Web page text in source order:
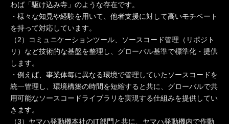
わば「駆け込み寺」のような存在です。
・様々な知見や経験を用いて、他者支援に対して高いモチベート
を持って対応しています。
（2）コミュニケーションツール、ソースコード管理（リポジト
リ）など技術的な基盤を整理し、グローバル基準で標準化・提供
します。
・例えば、事業体毎に異なる環境で管理していたソースコードを
統一管理し、環境構築の時間を短縮すると共に、グローバルで共
用可能なソースコードライブラリを実現する仕組みを提供してい
きます。
（3）ヤマハ発動機本社のIT部門と共に、ヤマハ発動機内で作動